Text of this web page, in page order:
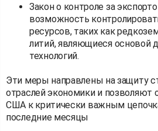
Закон о контроле за
возможность
ресурсов, таких как
литий, являющиеся основой
технологий.
Эти меры направлены на защиту
отраслей экономики и позволяют
США к критически важным
последние месяцы